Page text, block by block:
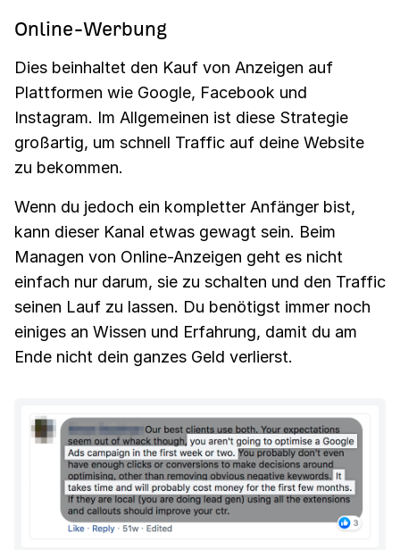
Online-Werbung
Dies beinhaltet den Kauf von Anzeigen auf
Plattformen wie Google, Facebook und
Instagram. Im Allgemeinen ist diese Strategie
großartig, um schnell Traffic auf deine Website
zu bekommen.
Wenn du jedoch ein kompletter Anfänger bist,
kann dieser Kanal etwas gewagt sein. Beim
Managen von Online-Anzeigen geht es nicht
einfach nur darum, sie zu schalten und den Traffic
seinen Lauf zu lassen. Du benötigst immer noch
einiges an Wissen und Erfahrung, damit du am
Ende nicht dein ganzes Geld verlierst.